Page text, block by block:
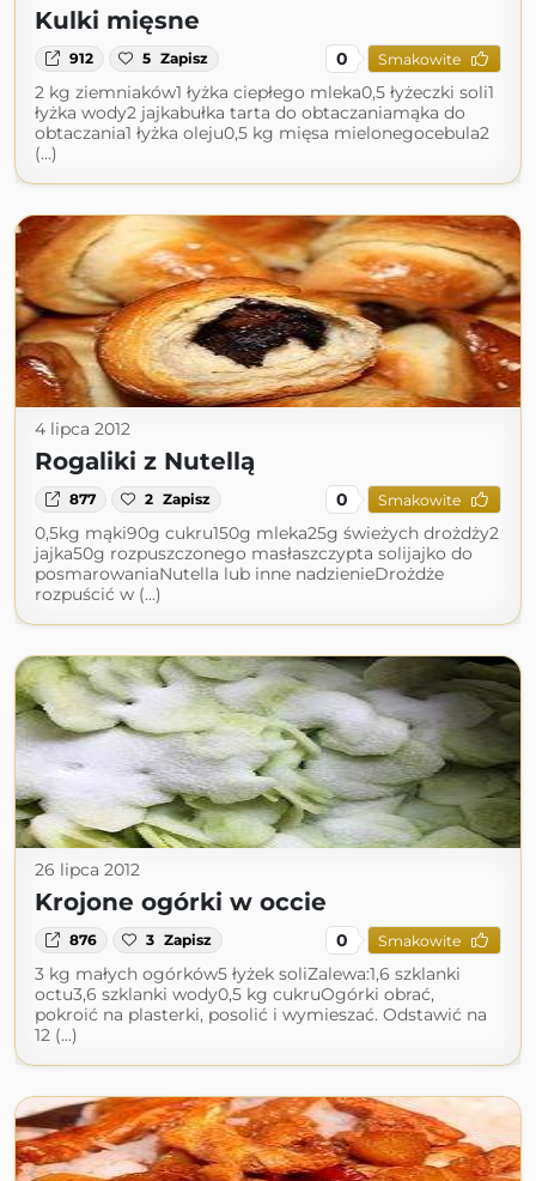
Kulki mięsne
912 5 Zapisz 0 Smakowite
2 kg ziemniaków1 łyżka ciepłego mleka0,5 łyżeczki soli1
łyżka wody2 jajkabułka tarta do obtaczaniamąka do
obtaczania1 łyżka oleju0,5 kg mięsa mielonegocebula2
(...)
4 lipca 2012
Rogaliki z Nutellą
877 2 Zapisz 0 Smakowite
0,5kg mąki90g cukru150g mleka25g świeżych drożdży2
jajka50g rozpuszczonego masłaszczypta solijajko do
posmarowaniaNutella lub inne nadzienieDrożdże
rozpuścić w (...)
26 lipca 2012
Krojone ogórki w occie
876 3 Zapisz 0 Smakowite
3 kg małych ogórków5 łyżek soliZalewa:1,6 szklanki
octu3,6 szklanki wody0,5 kg cukruOgórki obrać,
pokroić na plasterki, posolić i wymieszać. Odstawić na
12 (...)